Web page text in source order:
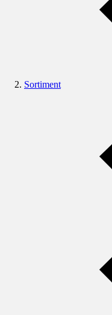
Sortiment